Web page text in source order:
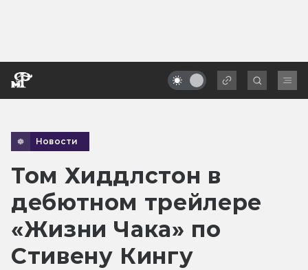
Новости
Том Хиддлстон в
дебютном трейлере
«Жизни Чака» по
Стивену Кингу